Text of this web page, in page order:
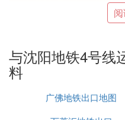
沈阳地铁1号线 首尾班
D. 沈阳地铁运营到
1、沈阳地铁1号线
首末班车时间：
与沈阳地铁4号线
料
广佛地铁出口地图